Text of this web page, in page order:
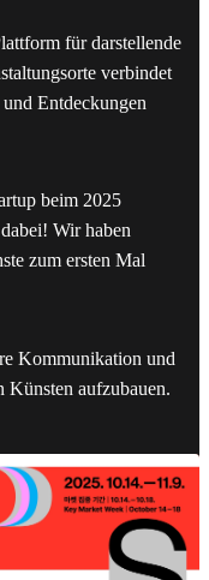
für darstellende
verbindet
Entdeckungen
beim 2025
Wir haben
zum ersten Mal
Kommunikation und
Künsten aufzubauen.